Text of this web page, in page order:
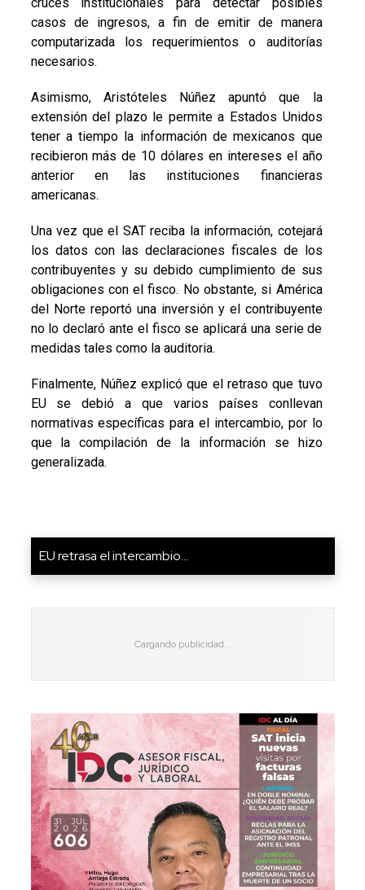
casos de ingresos, a fin de emitir de manera
computarizada los requerimientos o auditorías
necesarios.
Asimismo, Aristóteles Núñez apuntó que la
extensión del plazo le permite a Estados Unidos
tener a tiempo la información de mexicanos que
recibieron más de 10 dólares en intereses el año
anterior en las instituciones financieras
americanas.
Una vez que el SAT reciba la información, cotejará
los datos con las declaraciones fiscales de los
contribuyentes y su debido cumplimiento de sus
obligaciones con el fisco. No obstante, si América
del Norte reportó una inversión y el contribuyente
no lo declaró ante el fisco se aplicará una serie de
medidas tales como la auditoria.
Finalmente, Núñez explicó que el retraso que tuvo
EU se debió a que varios países conllevan
normativas específicas para el intercambio, por lo
que la compilación de la información se hizo
generalizada.
EU retrasa el intercambio...